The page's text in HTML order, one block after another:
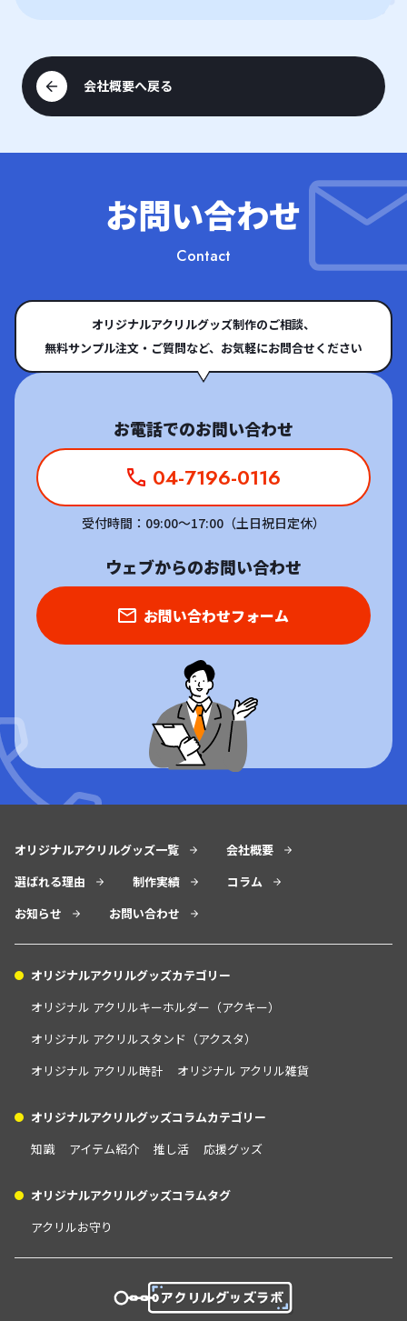
会社概要へ戻る
お問い合わせ
Contact
お電話でのお問い合わせ
04-7196-0116
受付時間：09:00～17:00（土日祝日定休）
ウェブからのお問い合わせ
お問い合わせフォーム
オリジナルアクリルグッズ制作のご相談、
無料サンプル注文・ご質問など、お気軽にお問合せください
オリジナルアクリルグッズ一覧
会社概要
選ばれる理由
制作実績
コラム
お知らせ
お問い合わせ
オリジナルアクリルグッズカテゴリー
オリジナル アクリルキーホルダー（アクキー）
オリジナル アクリルスタンド（アクスタ）
オリジナル アクリル時計
オリジナル アクリル雑貨
オリジナルアクリルグッズコラムカテゴリー
知識
アイテム紹介 推し活 応援グッズ
オリジナルアクリルグッズコラムタグ
アクリルお守り